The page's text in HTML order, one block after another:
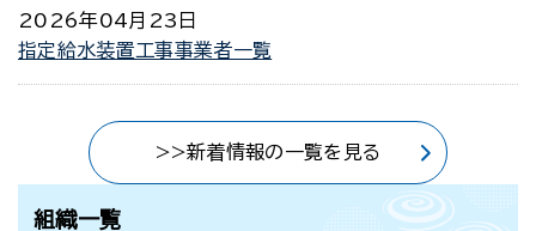
2026年04月23日
指定給水装置工事事業者一覧
>>新着情報の一覧を見る
組織一覧